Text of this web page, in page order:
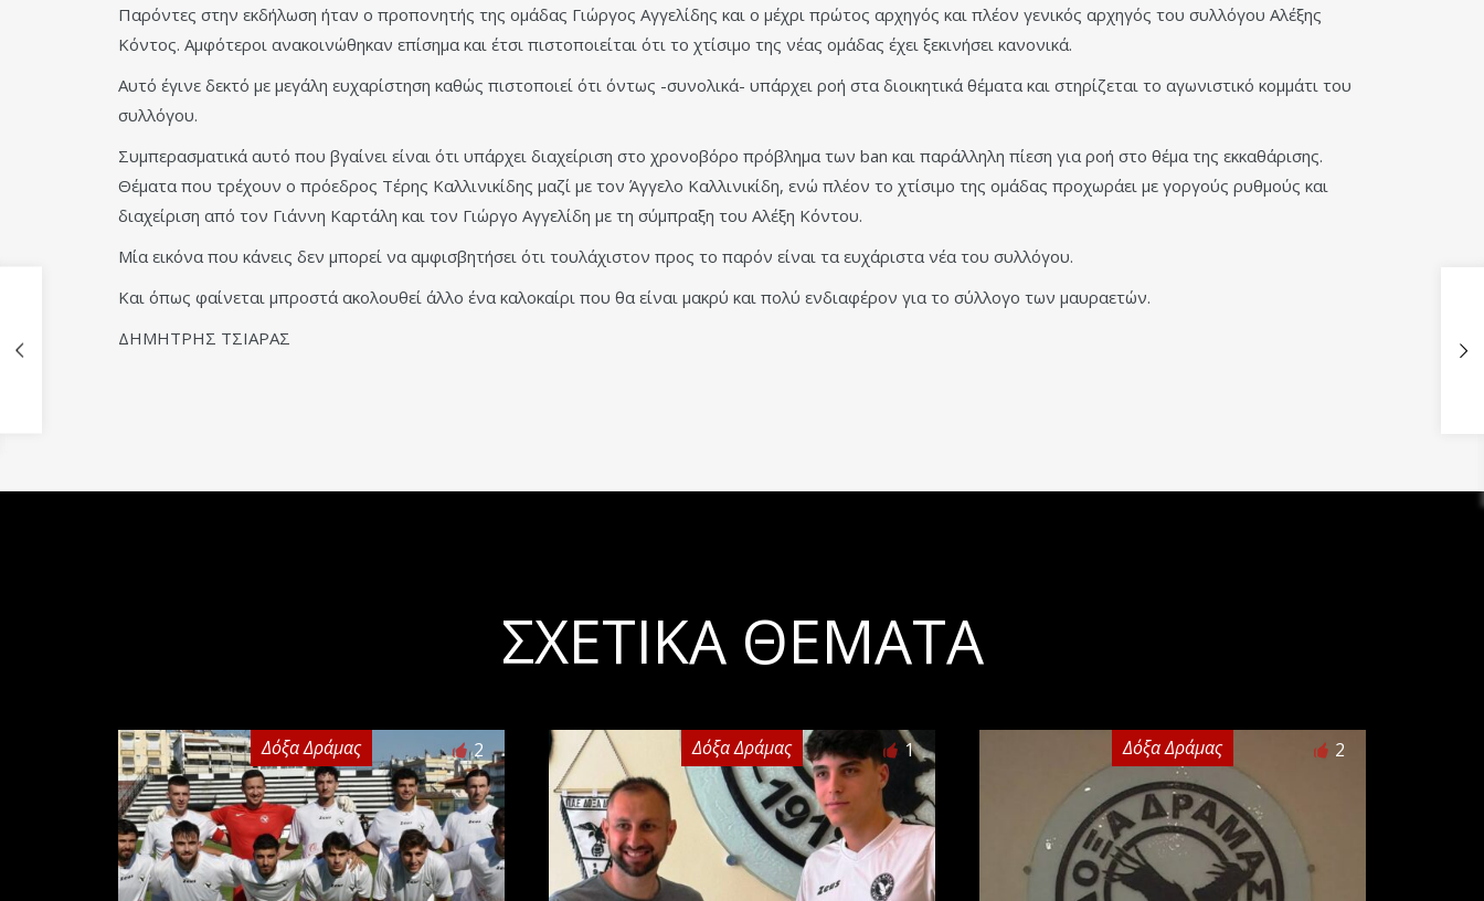
Παρόντες στην εκδήλωση ήταν ο προπονητής της ομάδας Γιώργος Αγγελίδης και ο μέχρι πρώτος αρχηγός και πλέον γενικός αρχηγός του συλλόγου Αλέξης
Κόντος. Αμφότεροι ανακοινώθηκαν επίσημα και έτσι πιστοποιείται ότι το χτίσιμο της νέας ομάδας έχει ξεκινήσει κανονικά.
Αυτό έγινε δεκτό με μεγάλη ευχαρίστηση καθώς πιστοποιεί ότι όντως -συνολικά- υπάρχει ροή στα διοικητικά θέματα και στηρίζεται το αγωνιστικό κομμάτι του
συλλόγου.
Συμπερασματικά αυτό που βγαίνει είναι ότι υπάρχει διαχείριση στο χρονοβόρο πρόβλημα των ban και παράλληλη πίεση για ροή στο θέμα της εκκαθάρισης.
Θέματα που τρέχουν ο πρόεδρος Τέρης Καλλινικίδης μαζί με τον Άγγελο Καλλινικίδη, ενώ πλέον το χτίσιμο της ομάδας προχωράει με γοργούς ρυθμούς και
διαχείριση από τον Γιάννη Καρτάλη και τον Γιώργο Αγγελίδη με τη σύμπραξη του Αλέξη Κόντου.
Μία εικόνα που κάνεις δεν μπορεί να αμφισβητήσει ότι τουλάχιστον προς το παρόν είναι τα ευχάριστα νέα του συλλόγου.
Και όπως φαίνεται μπροστά ακολουθεί άλλο ένα καλοκαίρι που θα είναι μακρύ και πολύ ενδιαφέρον για το σύλλογο των μαυραετών.
ΔΗΜΗΤΡΗΣ ΤΣΙΑΡΑΣ
ΣΧΕΤΙΚΆ ΘΈΜΑΤΑ
Δόξα Δράμας 2 Δόξα Δράμας 1 Δόξα Δράμας 2